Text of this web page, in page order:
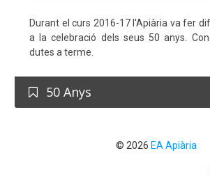
Durant el curs 2016-17 l'Apiària va fer
a la celebració dels seus 50 anys.
dutes a terme.
50 Anys
© 2026 EA Apiària